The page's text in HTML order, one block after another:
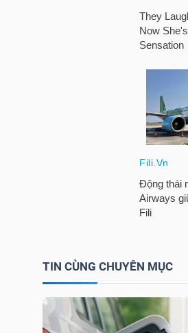
TIN CÙNG CHUYÊN MỤC
NĂNG
LƯỢNG